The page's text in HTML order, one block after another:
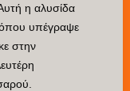
η αλυσίδα
υπέγραψε
στην